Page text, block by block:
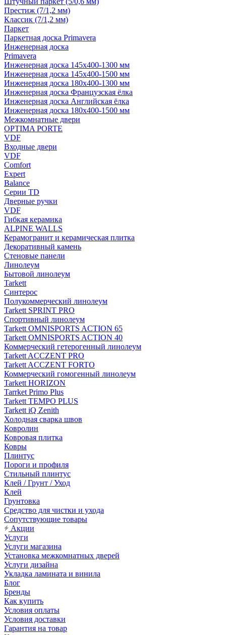
Престиж (7/1,2 мм)
Классик (7/1,2 мм)
Паркет
Паркетная доска Primavera
Инженерная доска
Primavera
Инженерная доска 145x400-1300 мм
Инженерная доска 145x400-1500 мм
Инженерная доска 180x400-1300 мм
Инженерная доска Французская ёлка
Инженерная доска Английская ёлка
Инженерная доска 180x400-1500 мм
Межкомнатные двери
OPTIMA PORTE
VDF
Входные двери
VDF
Comfort
Expert
Balance
Серии TD
Дверные ручки
VDF
Гибкая керамика
ALPINE WALLS
Керамогранит и керамическая плитка
Декоративный камень
Стеновые панели
Линолеум
Бытовой линолеум
Tarkett
Синтерос
Полукоммерческий линолеум
Tarkett SPRINT PRO
Спортивный линолеум
Tarkett OMNISPORTS ACTION 65
Tarkett OMNISPORTS ACTION 40
Коммерческий гетерогенный линолеум
Tarkett ACCZENT PRO
Tarkett ACCZENT FORTO
Коммерческий гомогенный линолеум
Tarkett HORIZON
Tarrket Primo Plus
Tarkett TEMPO PLUS
Tarkett iQ Zenith
Холодная сварка швов
Ковролин
Ковровая плитка
Ковры
Плинтус
Пороги и профиля
Стильный плинтус
Клей / Грунт / Уход
Клей
Грунтовка
Средство для чистки и ухода
Сопутствующие товары
Акции
Услуги
Услуги магазина
Установка межкомнатных дверей
Услуги дизайна
Укладка ламината и винила
Блог
Бренды
Как купить
Условия оплаты
Условия доставки
Гарантия на товар